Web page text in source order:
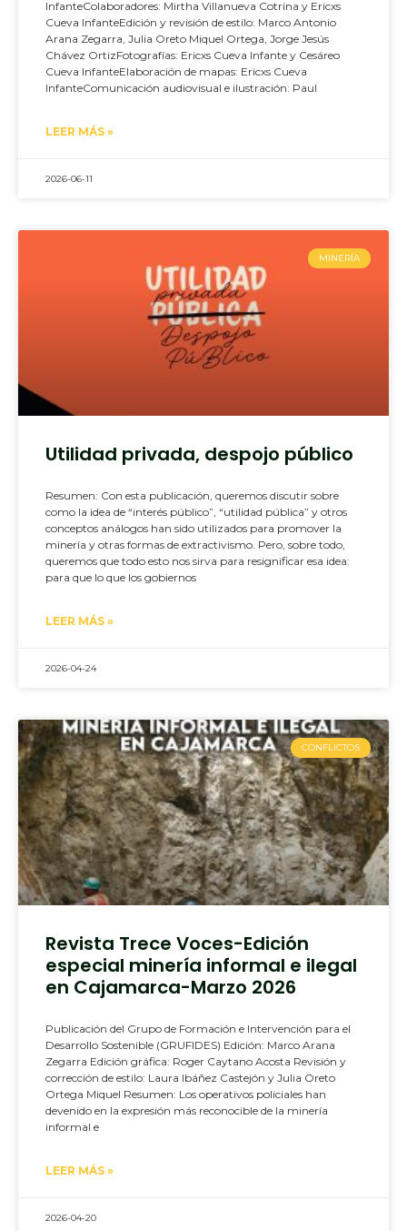
InfanteColaboradores: Mirtha Villanueva Cotrina y Ericxs
Cueva InfanteEdición y revisión de estilo: Marco Antonio
Arana Zegarra, Julia Oreto Miquel Ortega, Jorge Jesús
Chávez OrtizFotografías: Ericxs Cueva Infante y Cesáreo
Cueva InfanteElaboración de mapas: Ericxs Cueva
InfanteComunicación audiovisual e ilustración: Paul
LEER MÁS »
2026-06-11
MINERÍA
Utilidad privada, despojo público
Resumen: Con esta publicación, queremos discutir sobre
como la idea de “interés público”, “utilidad pública” y otros
conceptos análogos han sido utilizados para promover la
minería y otras formas de extractivismo. Pero, sobre todo,
queremos que todo esto nos sirva para resignificar esa idea:
para que lo que los gobiernos
LEER MÁS »
2026-04-24
CONFLICTOS
Revista Trece Voces-Edición
especial minería informal e ilegal
en Cajamarca-Marzo 2026
Publicación del Grupo de Formación e Intervención para el
Desarrollo Sostenible (GRUFIDES) Edición: Marco Arana
Zegarra Edición gráfica: Roger Caytano Acosta Revisión y
corrección de estilo: Laura Ibáñez Castejón y Julia Oreto
Ortega Miquel Resumen: Los operativos policiales han
devenido en la expresión más reconocible de la minería
informal e
LEER MÁS »
2026-04-20